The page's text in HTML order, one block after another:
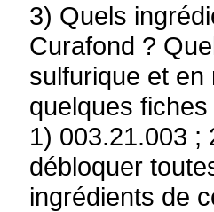
3) Quels
Curafond ?
sulfurique et
quelques
1) 003.21.003 ;
débloquer
ingrédients de